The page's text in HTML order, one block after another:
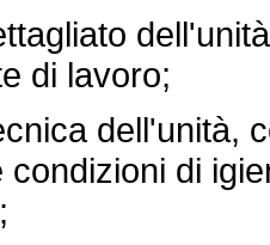
di lavoro;
dell'unità,
condizioni di